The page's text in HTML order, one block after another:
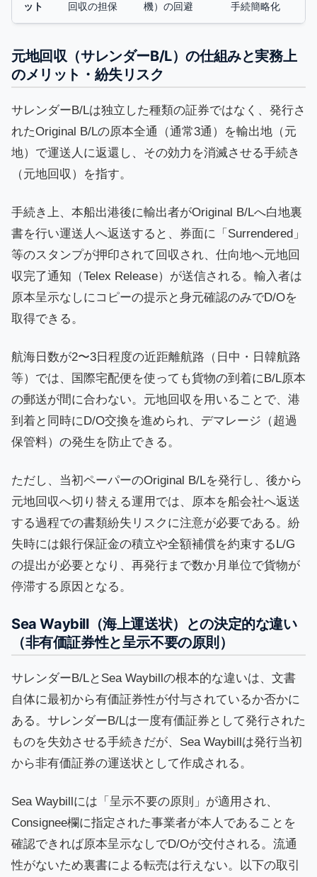
ット
回収の担保
機）の回避
手続簡略化
元地回収（サレンダーB/L）の仕組みと実務上
のメリット・紛失リスク
サレンダーB/Lは独立した種類の証券ではなく、発行さ
れたOriginal B/Lの原本全通（通常3通）を輸出地（元
地）で運送人に返還し、その効力を消滅させる手続き
（元地回収）を指す。
手続き上、本船出港後に輸出者がOriginal B/Lへ白地裏
書を行い運送人へ返送すると、券面に「Surrendered」
等のスタンプが押印されて回収され、仕向地へ元地回
収完了通知（Telex Release）が送信される。輸入者は
原本呈示なしにコピーの提示と身元確認のみでD/Oを
取得できる。
航海日数が2〜3日程度の近距離航路（日中・日韓航路
等）では、国際宅配便を使っても貨物の到着にB/L原本
の郵送が間に合わない。元地回収を用いることで、港
到着と同時にD/O交換を進められ、デマレージ（超過
保管料）の発生を防止できる。
ただし、当初ペーパーのOriginal B/Lを発行し、後から
元地回収へ切り替える運用では、原本を船会社へ返送
する過程での書類紛失リスクに注意が必要である。紛
失時には銀行保証金の積立や全額補償を約束するL/G
の提出が必要となり、再発行まで数か月単位で貨物が
停滞する原因となる。
Sea Waybill（海上運送状）との決定的な違い
（非有価証券性と呈示不要の原則）
サレンダーB/LとSea Waybillの根本的な違いは、文書
自体に最初から有価証券性が付与されているか否かに
ある。サレンダーB/Lは一度有価証券として発行された
ものを失効させる手続きだが、Sea Waybillは発行当初
から非有価証券の運送状として作成される。
Sea Waybillには「呈示不要の原則」が適用され、
Consignee欄に指定された事業者が本人であることを
確認できれば原本呈示なしでD/Oが交付される。流通
性がないため裏書による転売は行えない。以下の取引